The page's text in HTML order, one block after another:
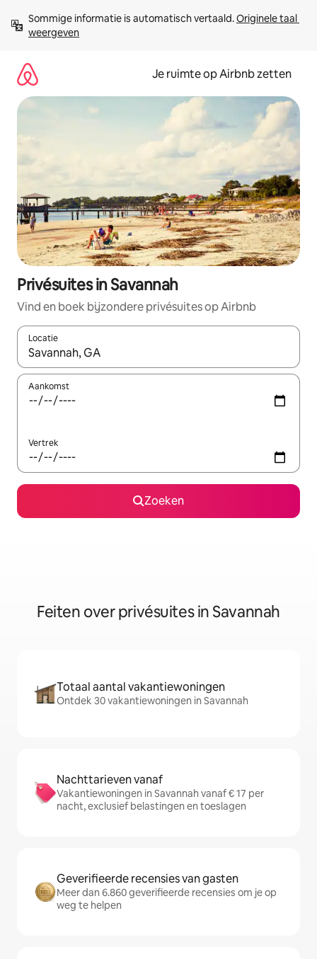
direct
naar
Sommige informatie is automatisch vertaald. Originele taal
weergeven
Je ruimte op Airbnb zetten
Privésuites in Savannah
Vind en boek bijzondere privésuites op Airbnb
Locatie
Wanneer er suggesties beschikbaar zijn, maak je een keuze
Aankomst
Vertrek
Zoeken
Feiten over privésuites in Savannah
Totaal aantal vakantiewoningen
Ontdek 30 vakantiewoningen in Savannah
Nachttarieven vanaf
Vakantiewoningen in Savannah vanaf € 17 per
nacht, exclusief belastingen en toeslagen
Geverifieerde recensies van gasten
Meer dan 6.860 geverifieerde recensies om je op
weg te helpen